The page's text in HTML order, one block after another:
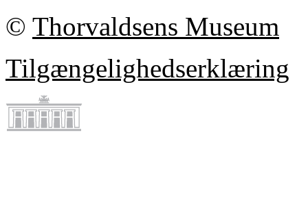
© Thorvaldsens Museum
Tilgængelighedserklæring